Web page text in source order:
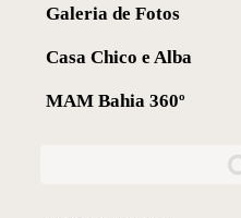
Galeria de Fotos
Casa Chico e Alba
MAM Bahia 360º